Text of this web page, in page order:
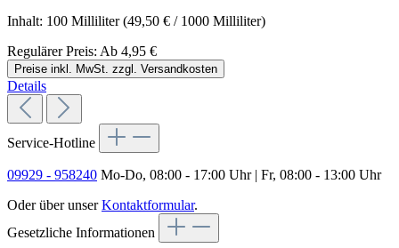
Inhalt: 100 Milliliter(49,50 € / 1000 Milliliter)
Regulärer Preis: Ab 4,95 €
Preise inkl. MwSt. zzgl. Versandkosten
Details
Service-Hotline
09929 - 958240 Mo-Do, 08:00 - 17:00 Uhr | Fr, 08:00 - 13:00 Uhr
Oder über unserKontaktformular.
Gesetzliche Informationen